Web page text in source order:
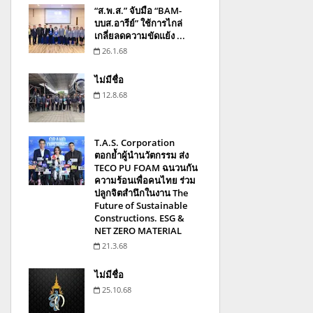
“ส.พ.ส.” จับมือ “BAM-
บบส.อารีย์” ใช้การไกล่
เกลี่ยลดความขัดแย้ง ...
26.1.68
ไม่มีชื่อ
12.8.68
T.A.S. Corporation
ตอกย้ำผู้นำนวัตกรรม ส่ง
TECO PU FOAM ฉนวนกัน
ความร้อนเพื่อคนไทย ร่วม
ปลูกจิตสำนึกในงาน The
Future of Sustainable
Constructions. ESG &
NET ZERO MATERIAL
21.3.68
ไม่มีชื่อ
25.10.68